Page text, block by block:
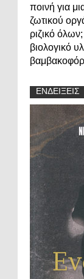
ποινή για
ζωτικού
ριζικό
βιολογικό
ΕΝΔΕΙΞΕΙΣ